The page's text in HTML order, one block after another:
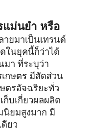
แม่นยำ หรือ
ายมาเป็นเทรนด์
ในยุคนี้ก็ว่าได้
มา ที่ระบุว่า
กษตร มีสัดส่วน
ตรอัจฉริยะทั่ว
บเกี่ยวผลผลิต
นิยมสูงมาก มี
ยว